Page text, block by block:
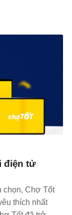
điện tử
chọn, Chợ Tốt
thích nhất